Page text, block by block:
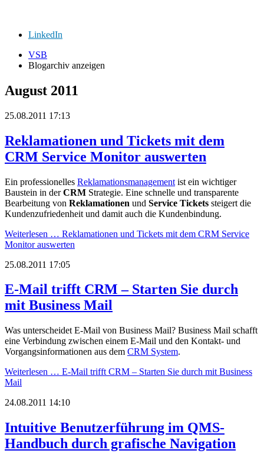
LinkedIn
VSB
Blogarchiv anzeigen
August 2011
25.08.2011 17:13
Reklamationen und Tickets mit dem
CRM Service Monitor auswerten
Ein professionelles Reklamationsmanagement ist ein wichtiger
Baustein in derCRM Strategie. Eine schnelle und transparente
Bearbeitung von Reklamationen und Service Tickets steigert die
Kundenzufriedenheit und damit auch die Kundenbindung.
Weiterlesen … Reklamationen und Tickets mit dem CRM Service
Monitor auswerten
25.08.2011 17:05
E-Mail trifft CRM – Starten Sie durch
mit Business Mail
Was unterscheidet E-Mail von Business Mail? Business Mail schafft
eine Verbindung zwischen einem E-Mail und den Kontakt- und
Vorgangsinformationen aus dem CRM System.
Weiterlesen … E-Mail trifft CRM – Starten Sie durch mit Business
Mail
24.08.2011 14:10
Intuitive Benutzerführung im QMS-
Handbuch durch grafische Navigation